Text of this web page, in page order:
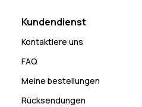
Kundendienst
Kontaktiere uns
FAQ
Meine bestellungen
Rücksendungen